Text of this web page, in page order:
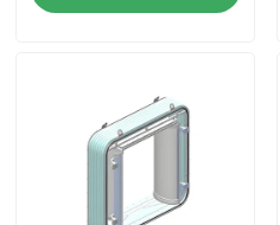
À propos de nous
Contrôle de la qualité